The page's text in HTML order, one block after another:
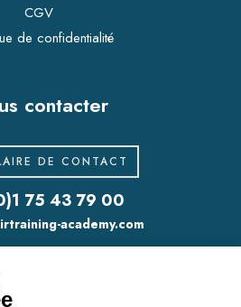
CGV
de confidentialité
contacter
DE CONTACT
75 43 79 00
academy.com
Paris